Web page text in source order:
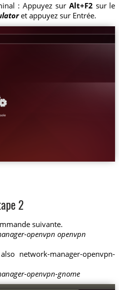
: Appuyez sur Alt+F2sur le
et appuyez sur Entrée.
2
suivante.
openvpn openvpn
network-manager-openvpn-
openvpn-gnome